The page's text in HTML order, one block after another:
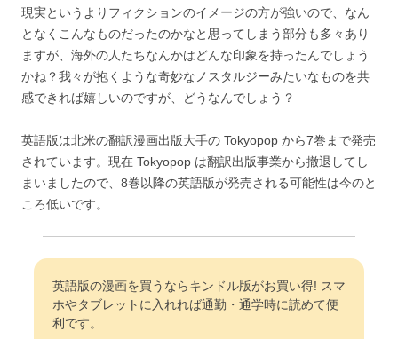
現実というよりフィクションのイメージの方が強いので、なん
となくこんなものだったのかなと思ってしまう部分も多々あり
ますが、海外の人たちなんかはどんな印象を持ったんでしょう
かね？我々が抱くような奇妙なノスタルジーみたいなものを共
感できれば嬉しいのですが、どうなんでしょう？
英語版は北米の翻訳漫画出版大手の Tokyopop から7巻まで発売
されています。現在 Tokyopop は翻訳出版事業から撤退してし
まいましたので、8巻以降の英語版が発売される可能性は今のと
ころ低いです。
英語版の漫画を買うならキンドル版がお買い得! スマ
ホやタブレットに入れれば通勤・通学時に読めて便
利です。